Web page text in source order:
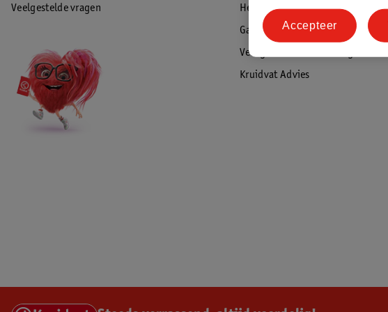
Veelgestelde vragen
Herroepen & retourneren
Garantie
Veiligheidswaarschuwingen
Kruidvat Advies
Accepteer